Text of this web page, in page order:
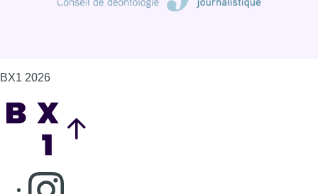
BX1 2026
Consulter page Instagram